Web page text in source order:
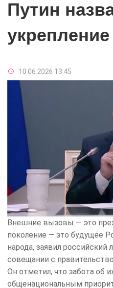
Путин
10.06.2026 13:45
Внешние вызовы — это
поколение — это будущее
народа, заявил
совещании с
Он отметил, что забота об
общенациональным